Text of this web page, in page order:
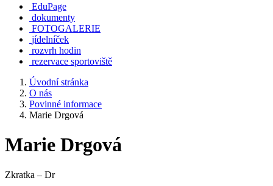
EduPage
dokumenty
FOTOGALERIE
jídelníček
rozvrh hodin
rezervace sportoviště
Úvodní stránka
O nás
Povinné informace
Marie Drgová
Marie Drgová
Zkratka – Dr